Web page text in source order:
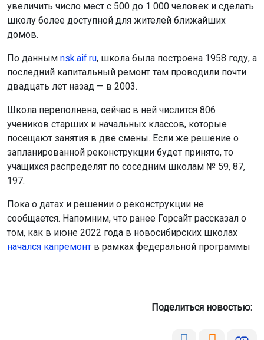
увеличить число мест с 500 до 1 000 человек и сделать
школу более доступной для жителей ближайших
домов.
По данным nsk.aif.ru, школа была построена 1958 году, а
последний капитальный ремонт там проводили почти
двадцать лет назад — в 2003.
Школа переполнена, сейчас в ней числится 806
учеников старших и начальных классов, которые
посещают занятия в две смены. Если же решение о
запланированной реконструкции будет принято, то
учащихся распределят по соседним школам № 59, 87,
197.
Пока о датах и решении о реконструкции не
сообщается. Напомним, что ранее Горсайт рассказал о
том, как в июне 2022 года в новосибирских школах
начался капремонт в рамках федеральной программы
Поделиться новостью: